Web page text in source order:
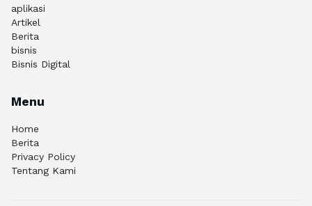
aplikasi
Artikel
Berita
bisnis
Bisnis Digital
Menu
Home
Berita
Privacy Policy
Tentang Kami